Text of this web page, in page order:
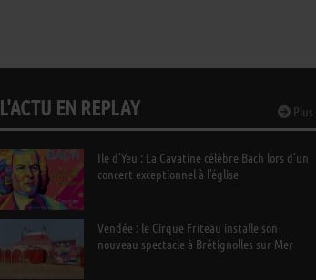
Plus
L'ACTU EN REPLAY
Ile d’Yeu : La Cavatine célèbre Bach lors d’un
concert exceptionnel à l’église
Vendée : le Cirque Friteau installe son
nouveau spectacle à Brétignolles-sur-Mer